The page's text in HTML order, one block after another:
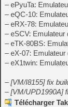
– ePyuTa:
– eQC-10:
– eRX-78:
– eSCV:
– eTK-80BS:
– eX-07:
– eX1twin:
– [VM/I8155] fix
– [VM/UPD1990A]
Télécharger